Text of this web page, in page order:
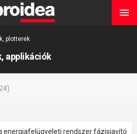
plotterek
applikációk
energiafelügyeleti rendszer fázisjavító